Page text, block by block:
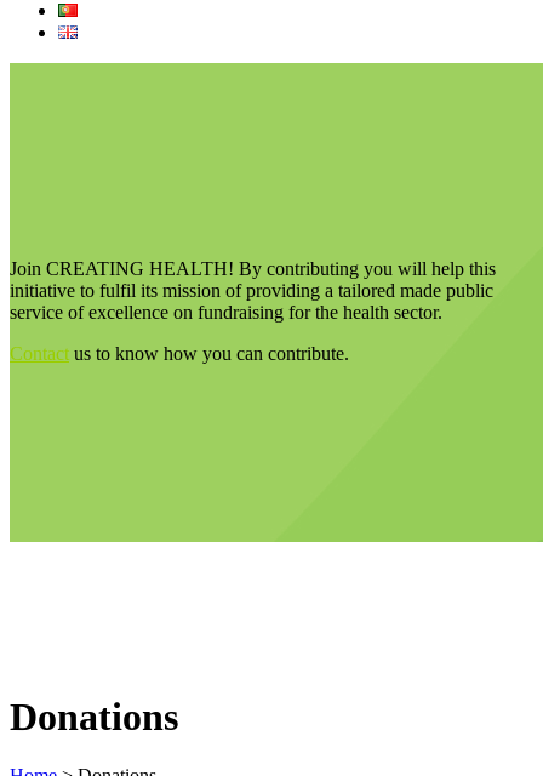
Donations
Join CREATING HEALTH! By contributing you will help this
initiative to fulfil its mission of providing a tailored made public
service of excellence on fundraising for the health sector.
Contact us to know how you can contribute.